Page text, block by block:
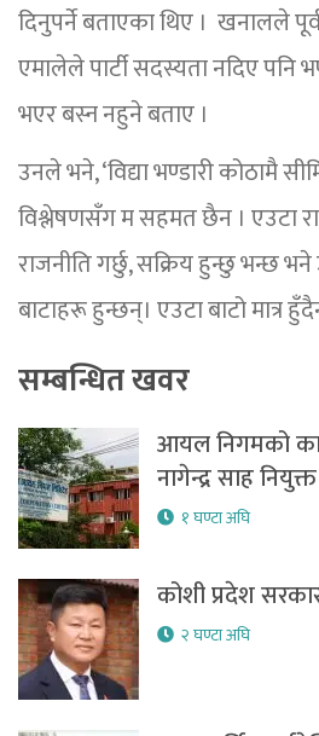
दिनुपर्ने बताएका थिए । खनालले
एमालेले पार्टी सदस्यता नदिए पनि
भएर बस्न नहुने बताए ।
उनले भने, ‘विद्या भण्डारी कोठामै
विश्लेषणसँग म सहमत छैन । एउटा
राजनीति गर्छु, सक्रिय हुन्छु भन्छ
बाटाहरू हुन्छन्। एउटा बाटो मात्र
सम्बन्धित खवर
आयल निगमको
नागेन्द्र साह नियुक्त
१ घण्टा अघि
कोशी प्रदेश
२ घण्टा अघि